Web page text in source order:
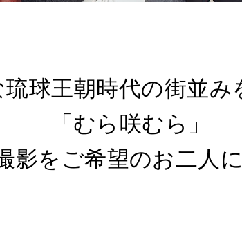
球王朝時代の街並み
「むら咲むら」
影をご希望のお二人